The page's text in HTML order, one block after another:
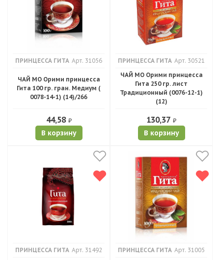
ПРИНЦЕССА ГИТА Арт. 31056
ЧАЙ МО Орими принцесса
Гита 100 гр. гран. Медиум (
0078-14-1) (14)/266
44,58 ₽
В корзину
ПРИНЦЕССА ГИТА Арт. 30521
ЧАЙ МО Орими принцесса
Гита 250 гр. лист
Традиционный (0076-12-1)
(12)
130,37 ₽
В корзину
ПРИНЦЕССА ГИТА Арт. 31492 ПРИНЦЕССА ГИТА Арт. 31005